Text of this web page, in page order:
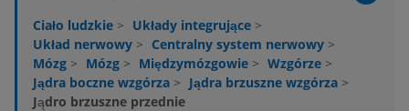
Ciało ludzkie > Układy integrujące >
Układ nerwowy > Centralny system nerwowy >
Mózg > Mózg > Międzymózgowie > Wzgórze >
Jądra boczne wzgórza > Jądra brzuszne wzgórza >
Jądro brzuszne przednie